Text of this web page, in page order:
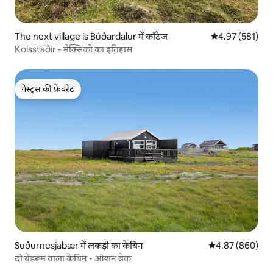
The next village is Búðardalur में कॉटेज औसत रेटिंग 5 में से
4.97 (581)
Kolsstaðir - मेक्सिको का इतिहास
गेस्ट्स की फ़ेवरेट
गेस्ट्स की फ़ेवरेट
Suðurnesjabær में लकड़ी का केबिन औसत रेटिंग 5 में से
4.87 (860)
दो बेडरूम वाला केबिन - ओशन ब्रेक